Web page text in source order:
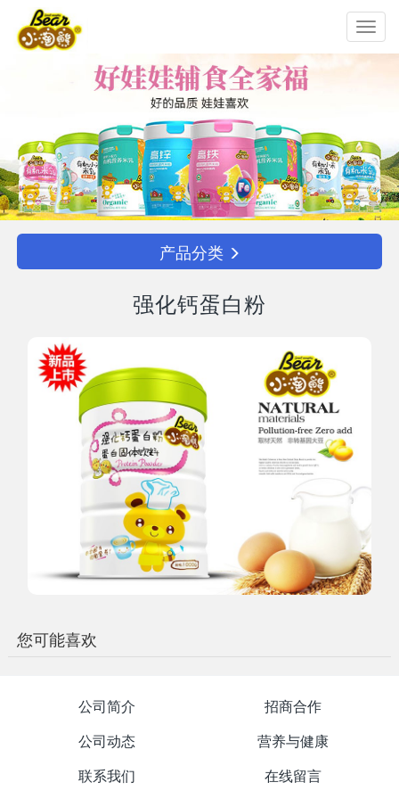
产品分类
强化钙蛋白粉
您可能喜欢
公司简介
招商合作
公司动态
营养与健康
联系我们
在线留言